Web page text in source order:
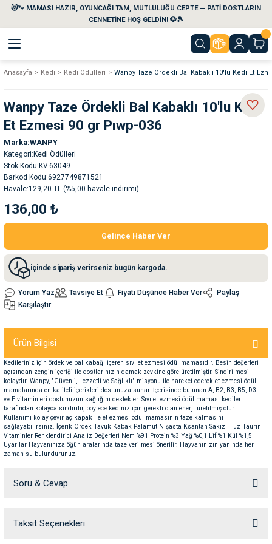
😻🐾 MAMASI HAZIR, OYUNCAĞI TAM, MUTLULUĞU CEPTE — PATİ DOSTLARIN
CENNETİNE HOŞ GELDİN! 🐶🎾
Geri Dön
Geri Dön
Temizlik Ürünleri
Su Kabları
Seyahat Ürünleri
Geri Dön
Geri Dön
Geri Dön
Geri Dön
Anasayfa Kedi Kedi Ödülleri Wanpy Taze Ördekli Bal Kabaklı 10'lu Kedi Et
Wanpy Taze Ördekli Bal Kabaklı 10'lu Kedi
Et Ezmesi 90 gr Pıwp-036
Marka WANPY
Kategori Kedi Ödülleri
Stok Kodu KV.63049
Barkod Kodu 6927749871521
Havale 129,20 TL (%5,00 havale indirimi)
136,00 ₺
Gelince Haber Ver
içinde sipariş verirseniz bugün kargoda.
Yorum Yaz Tavsiye Et Fiyatı Düşünce Haber Ver
Paylaş
Karşılaştır
Ürün Bilgisi
Kedileriniz için ördek ve bal kabağı içeren sıvı et ezmesi ödül mamasıdır. Besin değerleri
açısından zengin içeriği ile dostlarınızın damak zevkine göre üretilmiştir. Sindirilmesi
kolaydır. Wanpy, "Güvenli, Lezzetli ve Sağlıklı" misyonu ile hareket ederek et ezmesi ödül
mamalarında en kaliteli içerikleri dostunuza sunar. İçerisinde bulunan A, B2, B3, B5, D3
ve E vitaminleri dostunuzun sağlığını destekler. Sıvı et ezmesi ödül maması kediler
tarafından kolayca sindirilir, böylece kediniz için gerekli olan enerji üretilmiş olur.
Kullanımı kolay çevir aç kapak ile et ezmesi ödül mamasının taze kalmasını
sağlayabilirsiniz. İçerik Ördek Tavuk Kabak Palamut Nişasta Ksantan Sakızı Tuz Taurin
Vitaminler Renklendirici Analiz Değerleri Nem %91 Protein %3 Yağ %0,1 Lif %1 Kül %1,5
Uyarılar Hayvanınıza öğün aralarında taze verilmesi önerilir. Hayvanınızın yanında her
zaman su bulundurunuz.
Soru & Cevap
Ürün hakkında henüz soru sorulmamış.
Taksit Seçenekleri